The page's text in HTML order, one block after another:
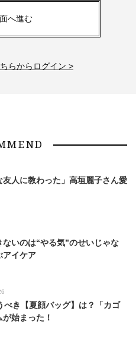
へ進む
らからログイン >
友人に教わった」高垣麗子さん愛
いのは“やる気”のせいじゃな
アイケア
べき【夏顔バッグ】は？「カゴ
始まった！